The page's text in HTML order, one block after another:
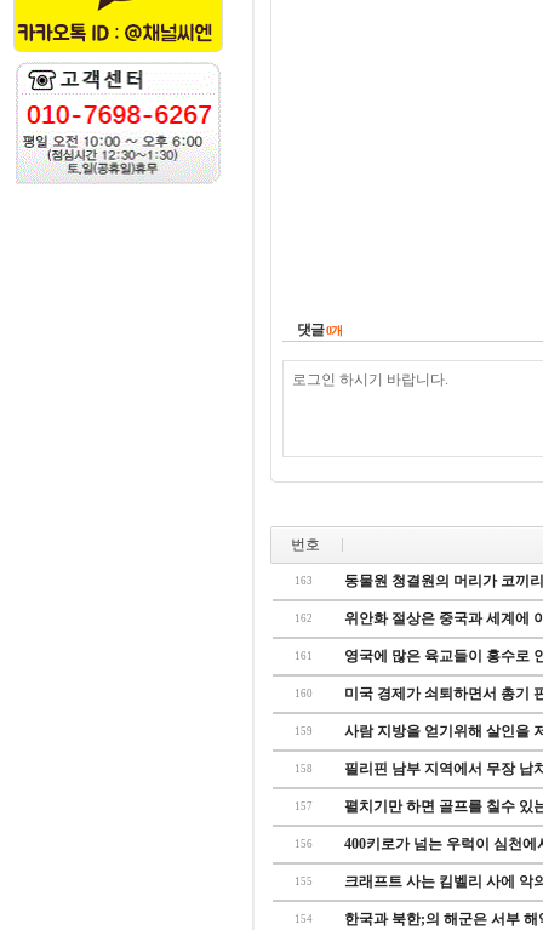
댓글0개
번호
163 동물원 청결원의 머리가 코끼
162 위안화 절상은 중국과 세계에
161 영국에 많은 육교들이 홍수로
160 미국 경제가 쇠퇴하면서 총기
159 사람 지방을 얻기위해 살인을
158 필리핀 남부 지역에서 무장 납
157 펼치기만 하면 골프를 칠수 있
156 400키로가 넘는 우럭이 심천에
155 크래프트 사는 킴벨리 사에 악
154 한국과 북한;의 해군은 서부 해